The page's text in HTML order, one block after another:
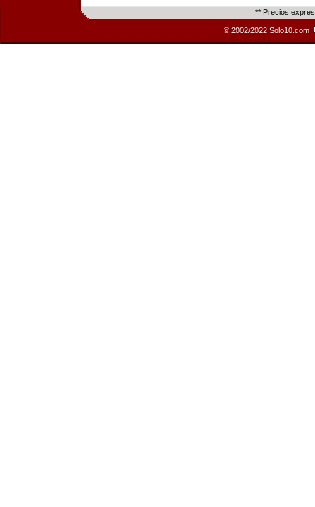
** Precios
© 2002/2022 Solo10.com